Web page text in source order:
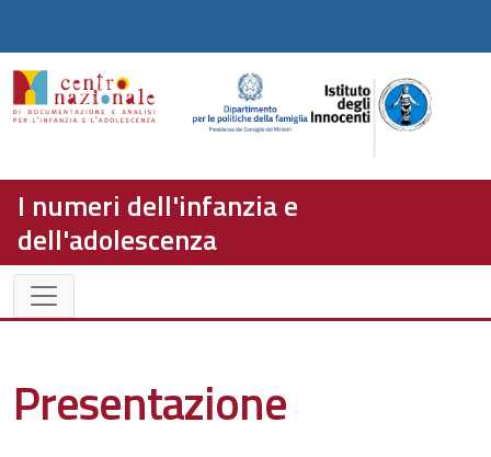
I numeri dell'infanzia e
dell'adolescenza
Presentazione